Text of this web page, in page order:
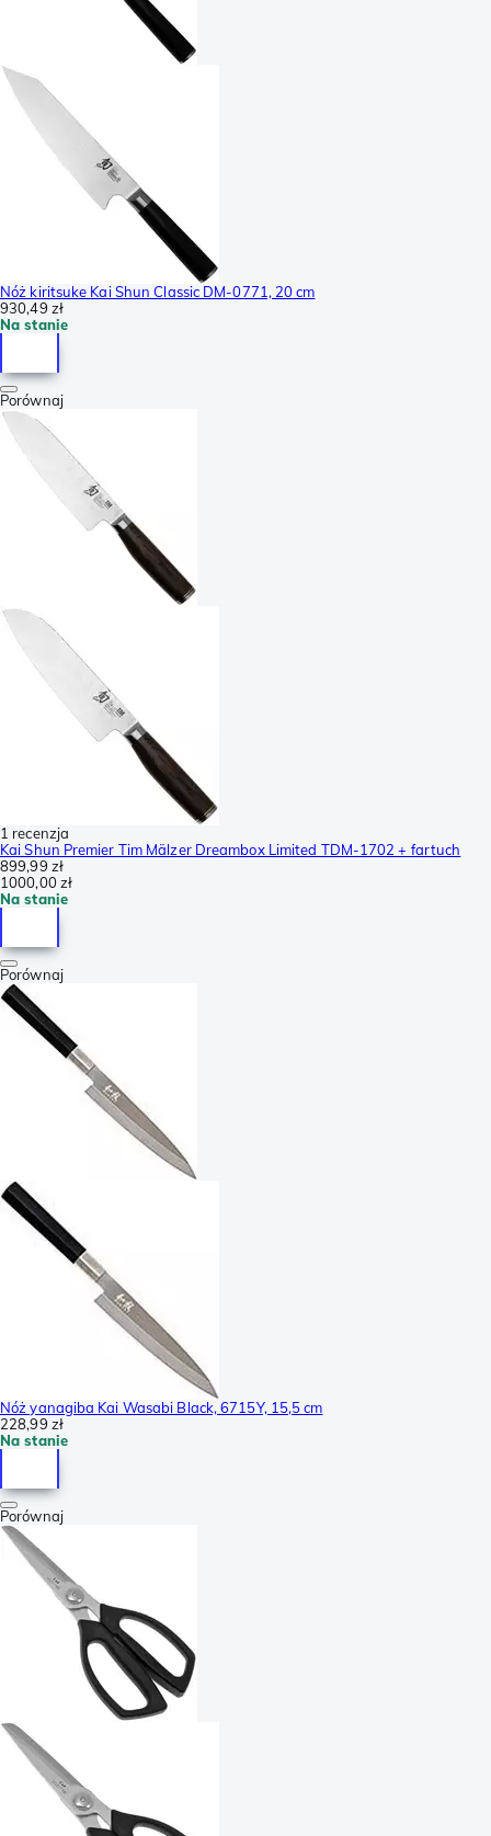
Nóż kiritsuke Kai Shun Classic DM-0771, 20 cm
930,49 zł
Na stanie
Porównaj
1 recenzja
Kai Shun Premier Tim Mälzer Dreambox Limited TDM-1702 + fartuch
899,99 zł
1000,00 zł
Na stanie
Porównaj
Nóż yanagiba Kai Wasabi Black, 6715Y, 15,5 cm
228,99 zł
Na stanie
Porównaj